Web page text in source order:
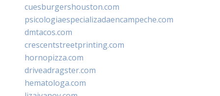
cuesburgershouston.com
psicologiaespecializadaencampeche.com
dmtacos.com
crescentstreetprinting.com
hornopizza.com
driveadragster.com
hematologa.com